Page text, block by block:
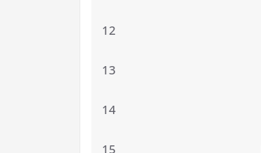
12
13
14
15